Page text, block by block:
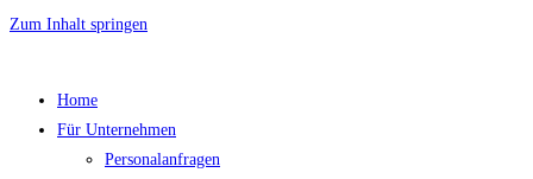
Zum Inhalt springen
Home
Für Unternehmen
Personalanfragen